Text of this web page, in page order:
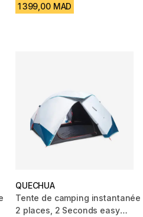
1 399,00 MAD
QUECHUA
Tente de camping instantanée
2 places, 2 Seconds easy